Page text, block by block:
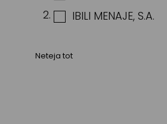
IBILI MENAJE, S.A.
Neteja tot